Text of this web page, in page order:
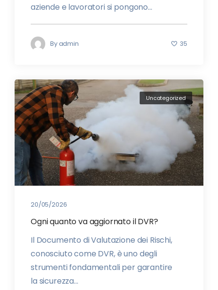
aziende e lavoratori si pongono...
Byadmin 35
Uncategorized
20/05/2026
Ogni quanto va aggiornato il DVR?
Il Documento di Valutazione dei Rischi,
conosciuto come DVR, è uno degli
strumenti fondamentali per garantire
la sicurezza...